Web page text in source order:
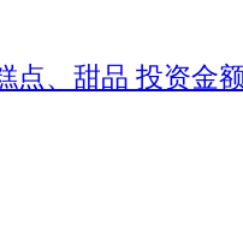
点、甜品 投资金